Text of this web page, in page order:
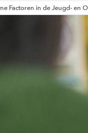
Factoren in de Jeugd- en